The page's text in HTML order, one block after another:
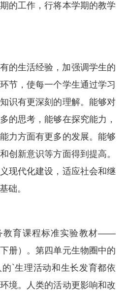
的工作，行将本学期的教学
的生活经验，加强调学生的
节，使每一个学生通过学习
识有更深刻的理解。能够对
的思考，能够在探究能力，
力方面有更多的发展。能够
创新意识等方面得到提高。
现代化建设，适应社会和继
础。
教育课程标准实验教材——
册）。第四单元生物圈中的
`生理活动和生长发育都依
境。人类的活动更影响和改